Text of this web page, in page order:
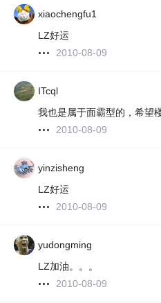
xiaochengfu1
LZ好运
2010-08-09
ITcql
我也是属于面霸型的，希望
2010-08-09
yinzisheng
LZ好运
2010-08-09
yudongming
LZ加油。。。
2010-08-09